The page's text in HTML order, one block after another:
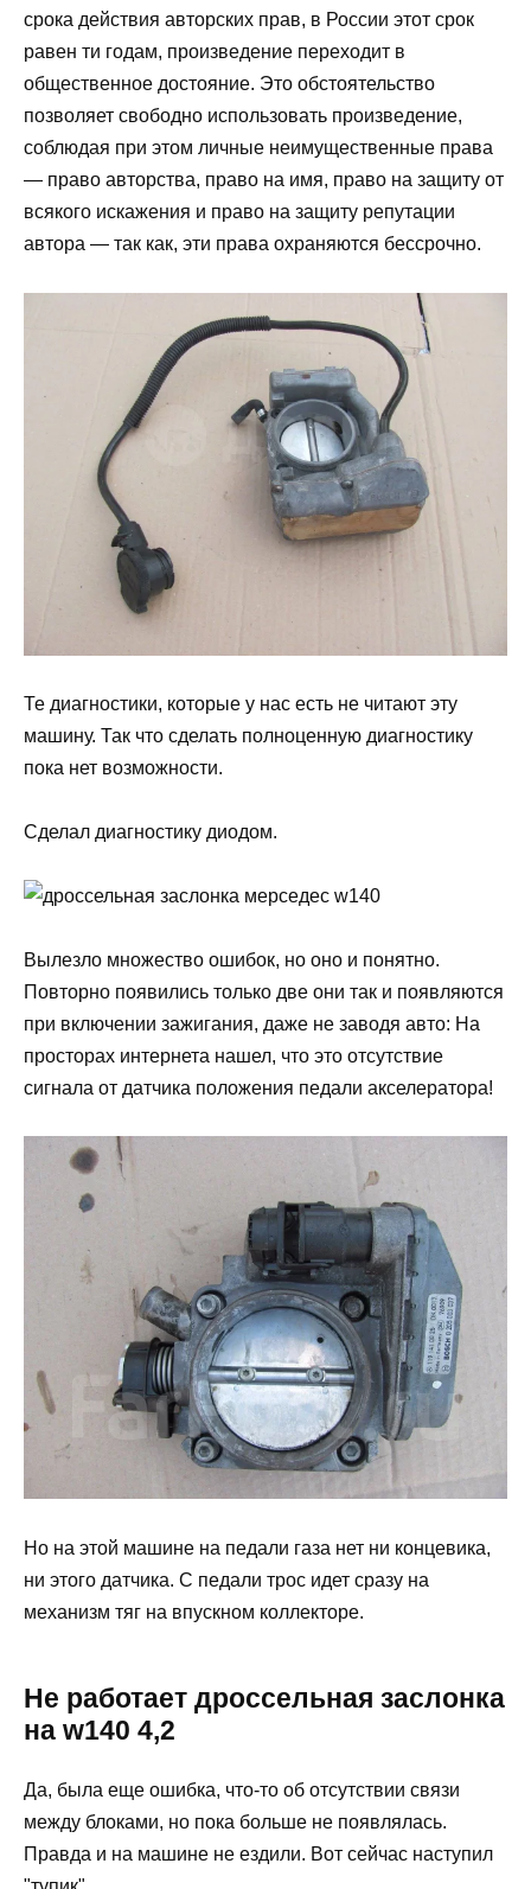
срока действия авторских прав, в России этот срок
равен ти годам, произведение переходит в
общественное достояние. Это обстоятельство
позволяет свободно использовать произведение,
соблюдая при этом личные неимущественные права
— право авторства, право на имя, право на защиту от
всякого искажения и право на защиту репутации
автора — так как, эти права охраняются бессрочно.
Те диагностики, которые у нас есть не читают эту
машину. Так что сделать полноценную диагностику
пока нет возможности.
Сделал диагностику диодом.
Вылезло множество ошибок, но оно и понятно.
Повторно появились только две они так и появляются
при включении зажигания, даже не заводя авто: На
просторах интернета нашел, что это отсутствие
сигнала от датчика положения педали акселератора!
Но на этой машине на педали газа нет ни концевика,
ни этого датчика. С педали трос идет сразу на
механизм тяг на впускном коллекторе.
Не работает дроссельная заслонка
на w140 4,2
Да, была еще ошибка, что-то об отсутствии связи
между блоками, но пока больше не появлялась.
Правда и на машине не ездили. Вот сейчас наступил